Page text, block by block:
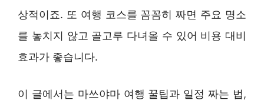
상적이죠. 또 여행 코스를 꼼꼼히 짜면 주요 명소
를 놓치지 않고 골고루 다녀올 수 있어 비용 대비
효과가 좋습니다.
이 글에서는 마쓰야마 여행 꿀팁과 일정 짜는 법,